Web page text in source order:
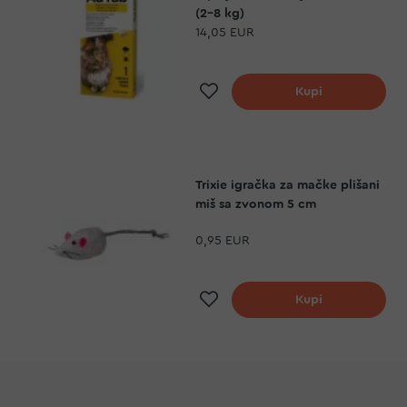
(2-8 kg)
14,05 EUR
Dodaj na listu želja
Kupi
Trixie igračka za mačke plišani
miš sa zvonom 5 cm
0,95 EUR
Dodaj na listu želja
Kupi